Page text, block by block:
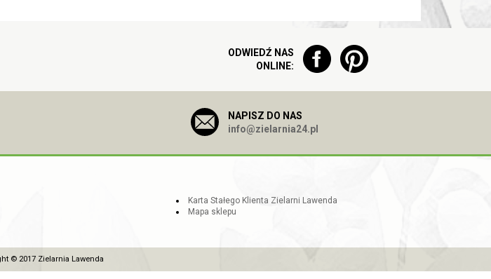
ODWIEDŹ NAS
ONLINE:
NAPISZ DO NAS
info@zielarnia24.pl
Karta Stałego Klienta Zielarni Lawenda
Mapa sklepu
© 2017 Zielarnia Lawenda